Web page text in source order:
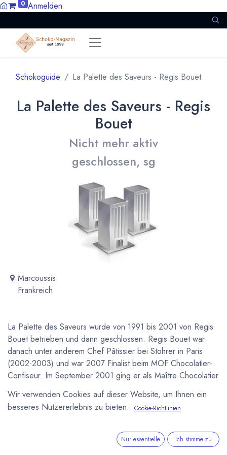
0 Anmelden
Schokoguide La Palette des Saveurs - Regis Bouet
La Palette des Saveurs - Regis
Bouet
Nicht mehr aktiv
geschlossen, sg
Marcoussis
Frankreich
La Palette des Saveurs wurde von 1991 bis 2001 von Regis
Bouet betrieben und dann geschlossen. Regis Bouet war
danach unter anderem Chef Pâtissier bei Stohrer in Paris
(2002-2003) und war 2007 Finalist beim MOF Chocolatier-
Confiseur. Im September 2001 ging er als Maître Chocolatier
zum französischen Chocolatier Weiss.
Newsletter
Wir verwenden Cookies auf dieser Website, um Ihnen ein
besseres Nutzererlebnis zu bieten.
Cookie-Richtlinien
Nur essentielle Ich stimme zu